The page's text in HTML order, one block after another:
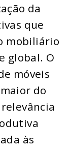
da
que
mobiliário
global. O
móveis
do
às